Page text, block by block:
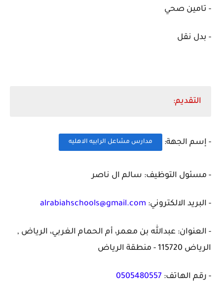
- تامين صحي
- بدل نقل
التقديم:
- إسم الجهة: مدارس مشاعل الرابيه الاهليه
- مسئول التوظيف: سالم ال ناصر
- البريد الالكتروني: alrabiahschools@gmail.com
- العنوان: عبدالله بن معمر، أم الحمام الغربي، الرياض ,
الرياض 115720 - منطقة الرياض
- رقم الهاتف: 0505480557